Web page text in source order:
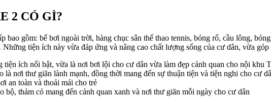
2 CÓ GÌ?
bao gồm: bể bơi ngoài trời, hàng chục sân thể thao tennis, bóng rổ, cầu lông,
tiện ích này vừa đáp ứng và nâng cao chất lượng sống của cư dân, vừa góp
ích nổi bật, vừa là nơi bơi lội cho cư dân vừa làm đẹp cảnh quan cho nội khu
là nơi thư giãn lành mạnh, đồng thời mang đến sự thuận tiện và tiện nghi cho cư
an toàn và thoải mái cho trẻ
thảm cỏ mang đến cảnh quan xanh và nơi thư giãn mỗi ngày cho cư dân